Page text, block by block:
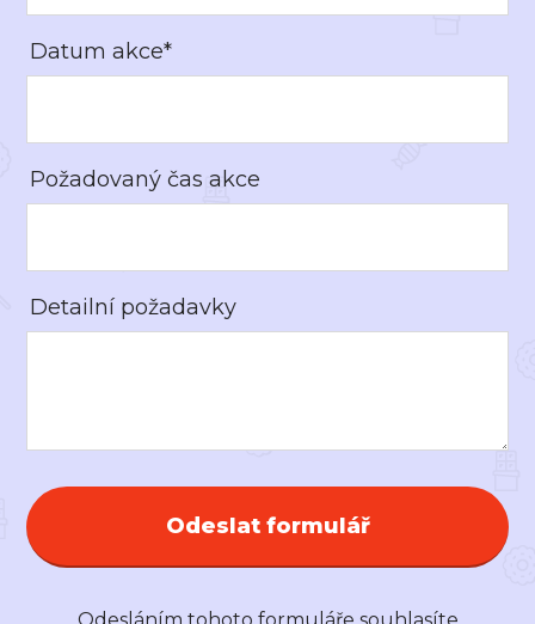
Datum akce*
Požadovaný čas akce
Detailní požadavky
Odeslat formulář